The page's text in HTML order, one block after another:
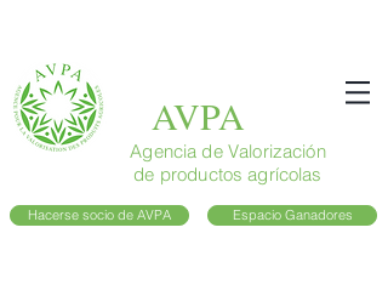
AVPA
Agencia de Valorización
de productos agrícolas
Hacerse socio de AVPA Espacio Ganadores